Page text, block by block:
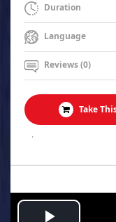
Duration
Language
Reviews (0)
Take
.